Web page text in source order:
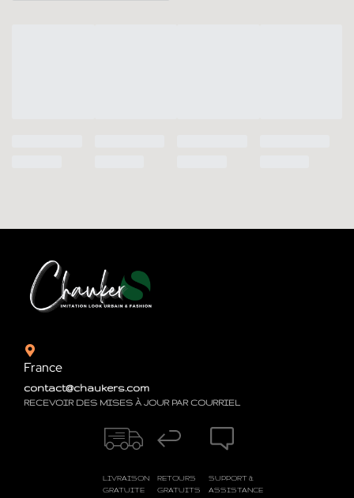
France
contact@chaukers.com
RECEVOIR DES MISES À JOUR PAR COURRIEL
LIVRAISON
GRATUITE
RETOURS
GRATUITS
SUPPORT &
ASSISTANCE